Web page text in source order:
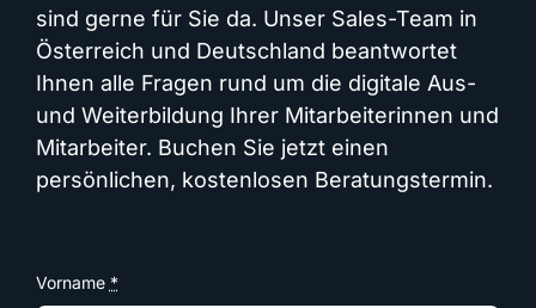
sind gerne für Sie da. Unser Sales-Team in
Österreich und Deutschland beantwortet
Ihnen alle Fragen rund um die digitale Aus-
und Weiterbildung Ihrer Mitarbeiterinnen und
Mitarbeiter. Buchen Sie jetzt einen
persönlichen, kostenlosen Beratungstermin.
Vorname *